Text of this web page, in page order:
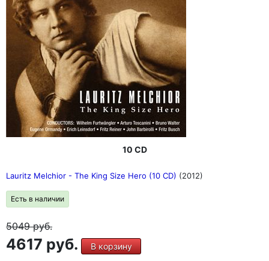
10 CD
Lauritz Melchior - The King Size Hero (10 CD) (2012)
Есть в наличии
5049руб.
4617 руб. В корзину